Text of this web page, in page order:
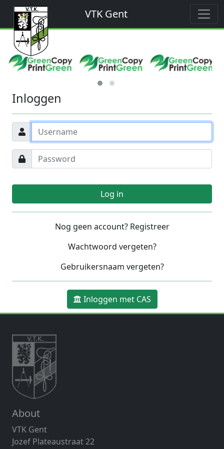
VTK Gent
Inloggen
Log in
Nog geen account? Registreer
Wachtwoord vergeten?
Gebruikersnaam vergeten?
Inloggen met CAS
About
VTK Gent
Jozef Plateaustraat 22